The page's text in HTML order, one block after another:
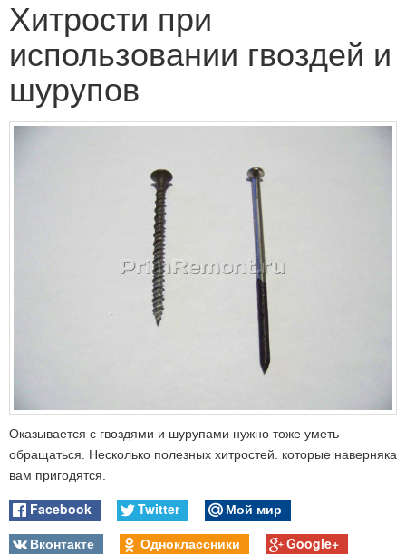
Хитрости при
использовании гвоздей и
шурупов
Оказывается с гвоздями и шурупами нужно тоже уметь
обращаться. Несколько полезных хитростей. которые наверняка
вам пригодятся.
Facebook Twitter
Мой мир
Вконтакте
Одноклассники Google+